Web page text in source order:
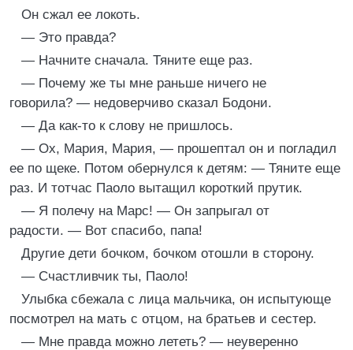
Он сжал ее локоть.
— Это правда?
— Начните сначала. Тяните еще раз.
— Почему же ты мне раньше ничего не
говорила? — недоверчиво сказал Бодони.
— Да как-то к слову не пришлось.
— Ох, Мария, Мария, — прошептал он и погладил
ее по щеке. Потом обернулся к детям: — Тяните еще
раз. И тотчас Паоло вытащил короткий прутик.
— Я полечу на Марс! — Он запрыгал от
радости. — Вот спасибо, папа!
Другие дети бочком, бочком отошли в сторону.
— Счастливчик ты, Паоло!
Улыбка сбежала с лица мальчика, он испытующе
посмотрел на мать с отцом, на братьев и сестер.
— Мне правда можно лететь? — неуверенно